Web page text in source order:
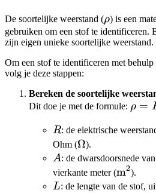
De soortelijke weerstand (\rho
ρ) is een
gebruiken om een stof te identificeren.
zijn eigen unieke soortelijke weerstand.
Om een stof te identificeren met
volg je deze stappen:
Bereken de soortelijke
Dit doe je met de formule: \rho
ρ =
R
R: de elektrische
Ohm (\Omega
Ω).
A
A: de dwarsdoorsnede
vierkante meter (m2).
L
L: de lengte van de stof,